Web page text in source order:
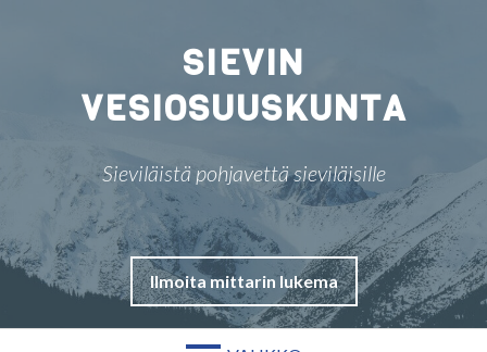
SIEVIN
VESIOSUUSKUNTA
Sieviläistä pohjavettä sieviläisille
Ilmoita mittarin lukema